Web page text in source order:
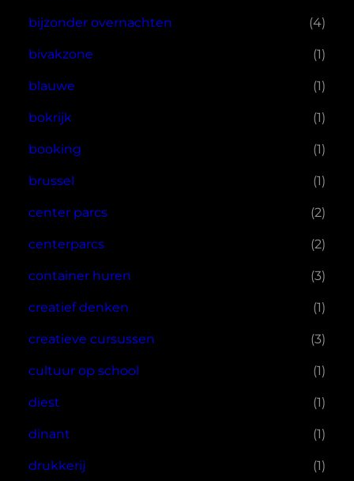
bijzonder overnachten (4)
bivakzone (1)
blauwe (1)
bokrijk (1)
booking (1)
brussel (1)
center parcs (2)
centerparcs (2)
container huren (3)
creatief denken (1)
creatieve cursussen (3)
cultuur op school (1)
diest (1)
dinant (1)
drukkerij (1)